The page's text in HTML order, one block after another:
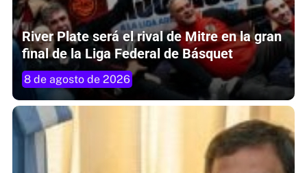
River Plate será el rival de Mitre en la gran
final de la Liga Federal de Básquet
8 de agosto de 2026